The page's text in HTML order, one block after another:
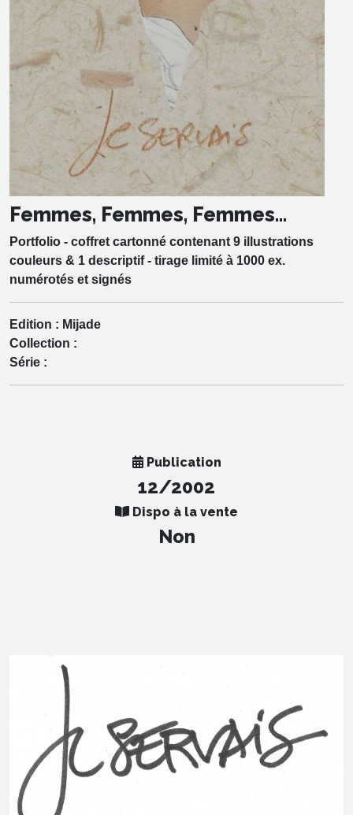
Femmes, Femmes, Femmes...
Portfolio - coffret cartonné contenant 9 illustrations
couleurs & 1 descriptif - tirage limité à 1000 ex.
numérotés et signés
Edition : Mijade
Collection :
Série :
Publication
12/2002
Dispo à la vente
Non